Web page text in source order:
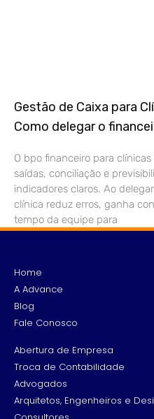
Gestão de Caixa para
Como delegar o
O bpo financeiro para
saídas, conciliação e
indicadores claros. Ao
clínica reduz erros, ganha
tempo da equipe para
Home
A Advance
Blog
Fale Conosco
Abertura de Empresa
Troca de Contabilidade
Advogados
Arquitetos, Engenheiros e